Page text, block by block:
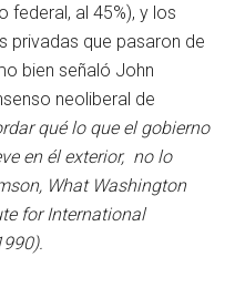
federal, al 45%), y los
privadas que pasaron de
bien señaló John
neoliberal de
qué lo que el gobierno
en él exterior, no lo
What Washington
for International